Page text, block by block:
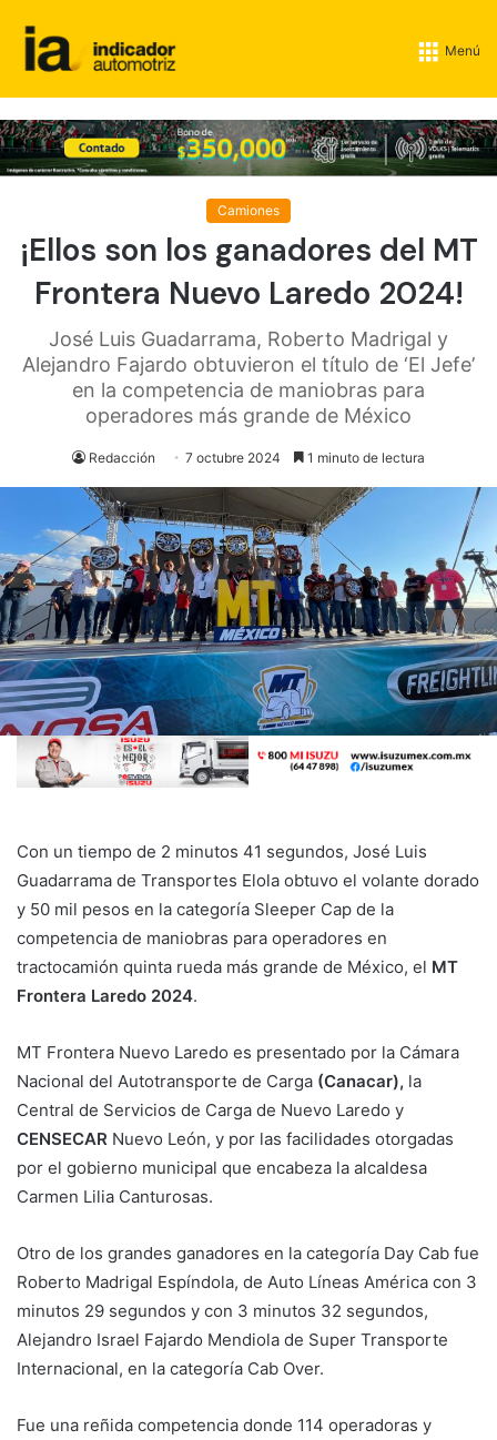
Menú
Camiones
¡Ellos son los ganadores del MT
Frontera Nuevo Laredo 2024!
José Luis Guadarrama, Roberto Madrigal y
Alejandro Fajardo obtuvieron el título de ‘El Jefe’
en la competencia de maniobras para
operadores más grande de México
Redacción 7 octubre 2024 1 minuto de lectura
Con un tiempo de 2 minutos 41 segundos, José Luis
Guadarrama de Transportes Elola obtuvo el volante dorado
y 50 mil pesos en la categoría Sleeper Cap de la
competencia de maniobras para operadores en
tractocamión quinta rueda más grande de México, el MT
Frontera Laredo 2024.
MT Frontera Nuevo Laredo es presentado por la Cámara
Nacional del Autotransporte de Carga (Canacar), la
Central de Servicios de Carga de Nuevo Laredo y
CENSECAR Nuevo León, y por las facilidades otorgadas
por el gobierno municipal que encabeza la alcaldesa
Carmen Lilia Canturosas.
Otro de los grandes ganadores en la categoría Day Cab fue
Roberto Madrigal Espíndola, de Auto Líneas América con 3
minutos 29 segundos y con 3 minutos 32 segundos,
Alejandro Israel Fajardo Mendiola de Super Transporte
Internacional, en la categoría Cab Over.
Fue una reñida competencia donde 114 operadoras y